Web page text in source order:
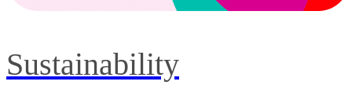
Sustainability